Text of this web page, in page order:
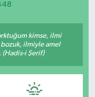
kimse, ilmi
ilmiyle amel
(Hadis-i Şerif)